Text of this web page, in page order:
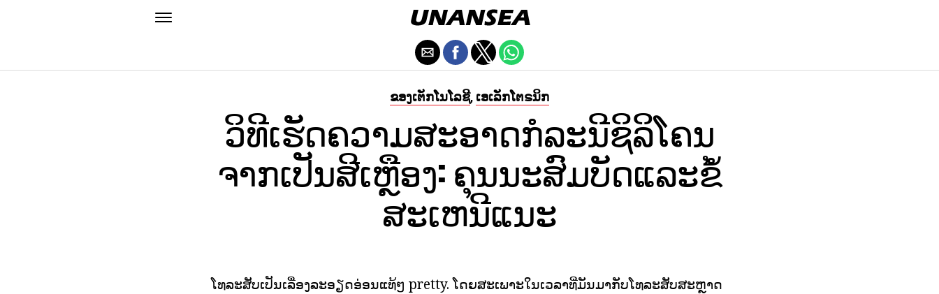
ຂອງເຕັກໂນໂລຊີ, ເອເລັກໂຕຣນິກ
ວິທີເຮັດຄວາມສະອາດກໍລະນີຊິລິໂຄນ
ຈາກເປັນສີເຫຼືອງ: ຄຸນນະສົມບັດແລະຂໍ້
ສະເຫນີແນະ
ໂທລະສັບເປັນເລື່ອງລະອຽດອ່ອນແທ້ໆ pretty. ໂດຍສະເພາະໃນເວລາທີ່ມັນມາກັບໂທລະສັບສະຫຼາດ